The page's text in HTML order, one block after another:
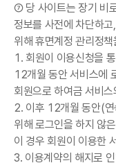
⑦ 당 사이트는 장기 비
정보를 사전에 차단하
위해 휴면계정 관리정
1. 회원이 이용신청을
12개월 동안 서비스에
회원으로 하여금 서비
2. 이후 12개월 동안(
위해 로그인을 하지 않
이 경우 회원이 이용한
3. 이용계약의 해지로